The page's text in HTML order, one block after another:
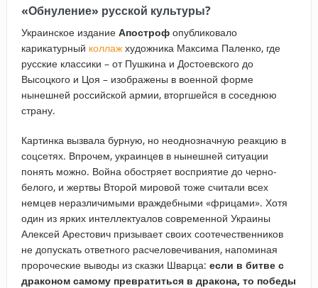
«Обнуление» русской культуры?
Украинское издание Апострофопубликовало
карикатурный коллажхудожника Максима Паленко, где
русские классики – от Пушкина и Достоевского до
Высоцкого и Цоя – изображены в военной форме
нынешней российской армии, вторгшейся в соседнюю
страну.
Картинка вызвала бурную, но неоднозначную реакцию в
соцсетях. Впрочем, украинцев в нынешней ситуации
понять можно. Война обостряет восприятие до черно-
белого, и жертвы Второй мировой тоже считали всех
немцев неразличимыми враждебными «фрицами». Хотя
один из ярких интеллектуалов современной Украины
Алексей Арестович призывает своих соотечественников
не допускать ответного расчеловечивания, напоминая
пророческие выводы из сказки Шварца: если в битве с
драконом самому превратиться в дракона, то победы